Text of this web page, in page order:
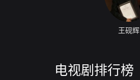
王砚辉
电视剧排行榜